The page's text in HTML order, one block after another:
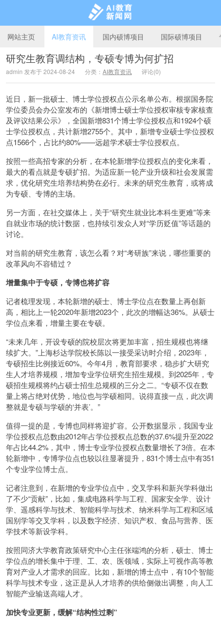
AI教育新闻网
网站主页 AI教育资讯 国内硕博项目 国际硕博项目
研究生教育调结构，专硕专博为何扩招
admin 发布于 2024-08-24 分类： AI教育资讯 评论(0)
近日，新一批硕士、博士学位授权点公示名单公布。根据国务院
学位委员会办公室发布的《新增博士硕士学位授权审核专家核查
及评议结果公示》，全国新增831个博士学位授权点和1924个硕
士学位授权点，共计新增2755个。其中，新增专业硕士学位授权
点1566个，占比约80%——远超学术硕士学位授权点。
按照一些高招专家的分析，在本轮新增学位授权点的变化来看，
最大的看点就是专硕扩招。为适应新一轮产业升级和社会发展需
求，优化研究生培养结构势在必行。未来的研究生教育，或将成
为专硕、专博的主场。
另一方面，在社交媒体上，关于“研究生就业比本科生更难”等来
自就业市场的统计数据，也持续引发众人对“学历贬值”等话题的
讨论。
对当前的研究生教育，该怎么看？对“考研族”来说，哪些重要的
改革风向不容错过？
增量集中于专硕，专博也将扩容
记者梳理发现，本轮新增的硕士、博士学位点在数量上再创新
高，相比上一轮2020年新增2023个，此次的增幅达36%。从硕士
学位点来看，增量主要在专硕。
“未来几年，开设专硕的院校层次将更加丰富，招生规模也将继
续扩大。”上海杉达学院校长陈以一接受采访时介绍，2023年，
专硕招生比例接近60%。今年4月，教育部要求，稳步扩大研究
生人才培养规模，增加专业学位研究生招生规模。到2025年，专
硕招生规模将约占硕士招生总规模的三分之二。“专硕不仅在数
量上将占绝对优势，地位也与学硕相同。说得直接一点，此次调
整就是专硕与学硕的‘并表’。”
值得一提的是，专博也同样将迎扩容。公开数据显示，我国专业
学位授权点总数由2012年占学位授权点总数的37.6%提升至2022
年占比44.2%，其中，博士专业学位授权点数量增长了3倍。在本
轮新增中，专博学位点也较以往显著提升，831个博士点中有351
个专业学位博士点。
记者注意到，在新增的专业学位点中，交叉学科和新兴学科做出
了不少“贡献”，比如，集成电路科学与工程、国家安全学、设计
学、遥感科学与技术、智能科学与技术、纳米科学与工程和区域
国别学等交叉学科，以及数字经济、知识产权、食品与营养、医
学技术等新设学科。
按照同济大学教育政策研究中心主任张端鸿的分析，硕士、博士
学位点的增长集中于理、工、农、医领域，实际上可视作高等教
育对产业人才需求的回应。比如，新增的博士点中，有10个智能
科学与技术专业，这正是从人才培养的供给侧做出调整，向人工
智能产业输送高端人才。
加快专业更新，缓解“结构性过剩”